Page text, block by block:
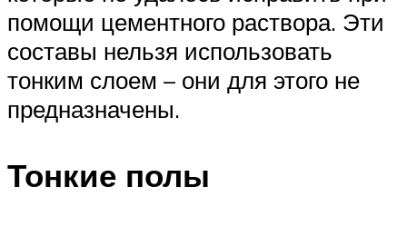
помощи цементного раствора. Эти
составы нельзя использовать
тонким слоем – они для этого не
предназначены.
Тонкие полы